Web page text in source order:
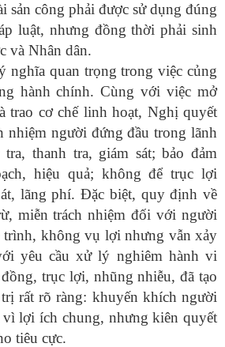
sản công phải được sử dụng đúng
luật, nhưng đồng thời phải sinh
và Nhân dân.
nghĩa quan trọng trong việc củng
hành chính. Cùng với việc mở
trao cơ chế linh hoạt, Nghị quyết
nhiệm người đứng đầu trong lãnh
thanh tra, giám sát; bảo đảm
hiệu quả; không để trục lợi
lãng phí. Đặc biệt, quy định về
miễn trách nhiệm đối với người
không vụ lợi nhưng vẫn xảy
yêu cầu xử lý nghiêm hành vi
trục lợi, nhũng nhiễu, đã tạo
rất rõ ràng: khuyến khích người
lợi ích chung, nhưng kiên quyết
tiêu cực.